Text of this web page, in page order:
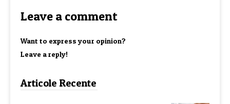
Leave a comment
Want to express your opinion?
Leave a reply!
Articole Recente